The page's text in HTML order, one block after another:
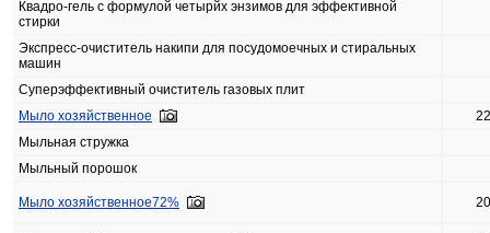
Квадро-гель с формулой четырйх энзимов для эффективной
стирки
Экспресс-очиститель накипи для посудомоечных и стиральных
машин
Суперэффективный очиститель газовых плит
Мыло хозяйственное
Мыльная стружка
Мыльный порошок
Мыло хозяйственное72%